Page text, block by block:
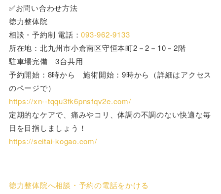
✅お問い合わせ方法
徳力整体院
相談・予約制 電話：093-962-9133
所在地：北九州市小倉南区守恒本町2－2－10－2階
駐車場完備 3台共用
予約開始：8時から 施術開始：9時から（詳細はアクセス
のページで）
https://xn--tqqu3fk6pnsfqv2e.com/
定期的なケアで、痛みやコリ、体調の不調のない快適な毎
日を目指しましょう！
https://seitai-kogao.com/
徳力整体院へ相談・予約の電話をかける